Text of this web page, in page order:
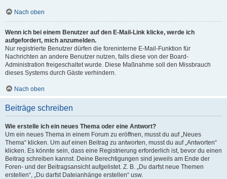
Nach oben
Wenn ich bei einem Benutzer auf den E-Mail-Link klicke, werde ich
aufgefordert, mich anzumelden.
Nur registrierte Benutzer dürfen die foreninterne E-Mail-Funktion für
Nachrichten an andere Benutzer nutzen, falls diese von der Board-
Administration freigeschaltet wurde. Diese Maßnahme soll den Missbrauch
dieses Systems durch Gäste verhindern.
Nach oben
Beiträge schreiben
Wie erstelle ich ein neues Thema oder eine Antwort?
Um ein neues Thema in einem Forum zu eröffnen, musst du auf „Neues
Thema“ klicken. Um auf einen Beitrag zu antworten, musst du auf „Antworten“
klicken. Es könnte sein, dass eine Registrierung erforderlich ist, bevor du einen
Beitrag schreiben kannst. Deine Berechtigungen sind jeweils am Ende der
Foren- und der Beitragsansicht aufgelistet. Z. B. „Du darfst neue Themen
erstellen“, „Du darfst Dateianhänge erstellen“ usw.